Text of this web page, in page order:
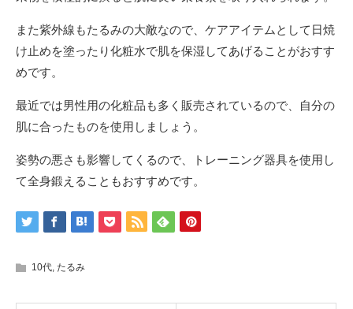
また紫外線もたるみの大敵なので、ケアアイテムとして日焼
け止めを塗ったり化粧水で肌を保湿してあげることがおすす
めです。
最近では男性用の化粧品も多く販売されているので、自分の
肌に合ったものを使用しましょう。
姿勢の悪さも影響してくるので、トレーニング器具を使用し
て全身鍛えることもおすすめです。
10代 たるみ